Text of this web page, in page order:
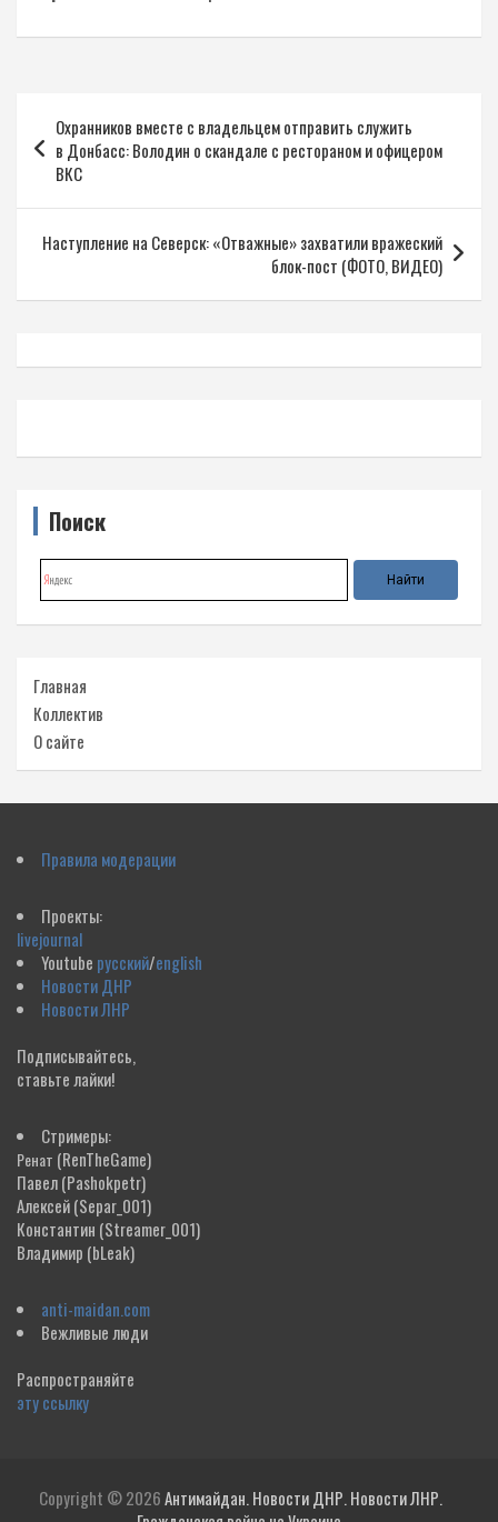
по
записям
Охранников вместе с владельцем отправить служить
в Донбасс: Володин о скандале с рестораном и офицером
ВКС
Наступление на Северск: «Отважные» захватили вражеский
блок-пост (ФОТО, ВИДЕО)
Поиск
Главная
Коллектив
О сайте
Правила модерации
Проекты:
livejournal
Youtube русский/english
Новости ДНР
Новости ЛНР
Подписывайтесь,
ставьте лайки!
Стримеры:
Ренат (RenTheGame)
Павел(Pashokpetr)
Алексей(Separ_001)
Константин (Streamer_001)
Владимир (bLeak)
anti-maidan.com
Вежливые люди
Распространяйте
эту ссылку
Copyright © 2026Антимайдан. Новости ДНР. Новости ЛНР.